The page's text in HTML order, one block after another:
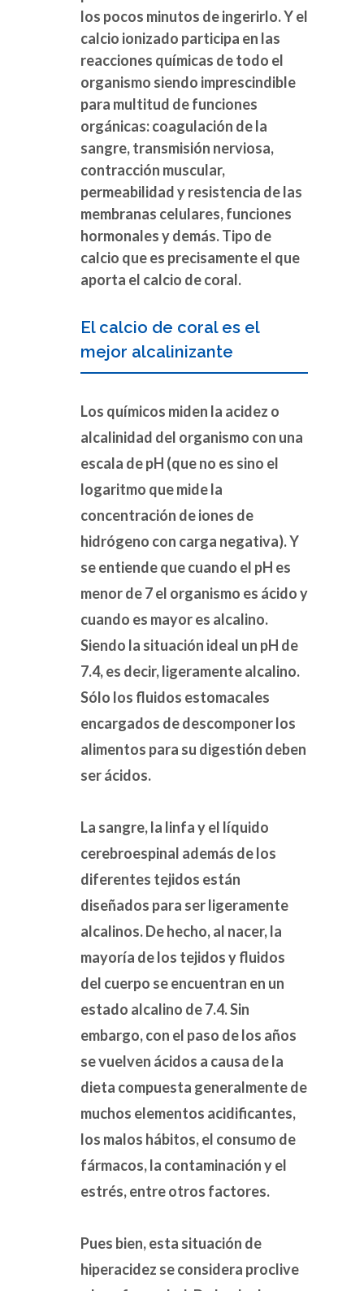
los pocos minutos de ingerirlo. Y el
calcio ionizado participa en las
reacciones químicas de todo el
organismo siendo imprescindible
para multitud de funciones
orgánicas: coagulación de la
sangre, transmisión nerviosa,
contracción muscular,
permeabilidad y resistencia de las
membranas celulares, funciones
hormonales y demás. Tipo de
calcio que es precisamente el que
aporta el calcio de coral.
El calcio de coral es el
mejor alcalinizante
Los químicos miden la acidez o
alcalinidad del organismo con una
escala de pH (que no es sino el
logaritmo que mide la
concentración de iones de
hidrógeno con carga negativa). Y
se entiende que cuando el pH es
menor de 7 el organismo es ácido y
cuando es mayor es alcalino.
Siendo la situación ideal un pH de
7.4, es decir, ligeramente alcalino.
Sólo los fluidos estomacales
encargados de descomponer los
alimentos para su digestión deben
ser ácidos.
La sangre, la linfa y el líquido
cerebroespinal además de los
diferentes tejidos están
diseñados para ser ligeramente
alcalinos. De hecho, al nacer, la
mayoría de los tejidos y fluidos
del cuerpo se encuentran en un
estado alcalino de 7.4. Sin
embargo, con el paso de los años
se vuelven ácidos a causa de la
dieta compuesta generalmente de
muchos elementos acidificantes,
los malos hábitos, el consumo de
fármacos, la contaminación y el
estrés, entre otros factores.
Pues bien, esta situación de
hiperacidez se considera proclive